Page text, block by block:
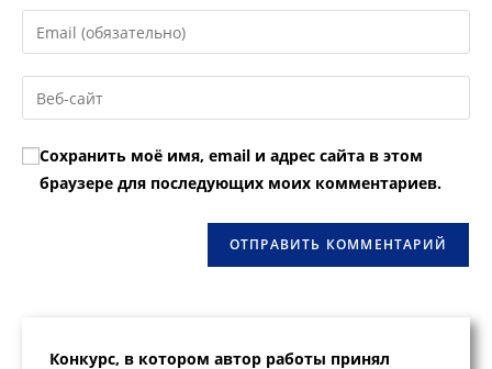
имя
или
пользователя,
чтобы
прокомментировать
Введите
свой
email-
адрес,
прокомментировать
Введите
URL
вашего
веб-
сайта
Сохранить моё имя, email и адрес сайта в этом
браузере для последующих моих комментариев.
Конкурс, в котором автор работы принял